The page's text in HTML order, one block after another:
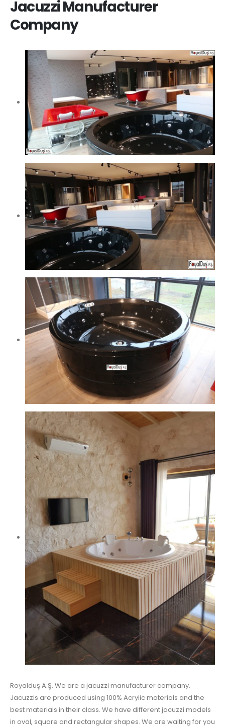
Jacuzzi Manufacturer
Company
Royalduş A.Ş. We are a jacuzzi manufacturer company.
Jacuzzis are produced using 100% Acrylic materials and the
best materials in their class. We have different jacuzzi models
in oval, square and rectangular shapes. We are waiting for you